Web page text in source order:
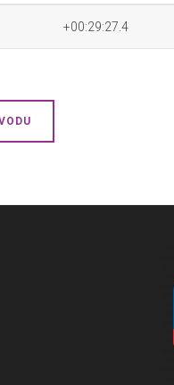
+00:29:27.4